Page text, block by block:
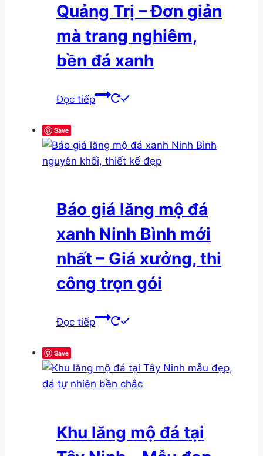
Quảng Trị – Đơn giản
mà trang nghiêm,
bền đá xanh
Đọc tiếp
Save
Báo giá lăng mộ đá
xanh Ninh Bình mới
nhất – Giá xưởng, thi
công trọn gói
Đọc tiếp
Save
Khu lăng mộ đá tại